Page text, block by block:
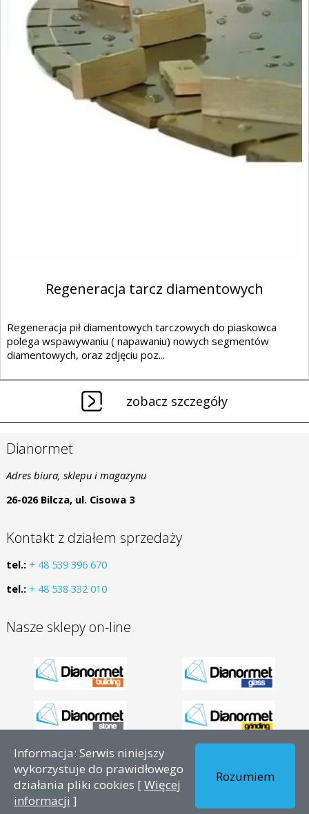
Regeneracja tarcz diamentowych
Regeneracja pił diamentowych tarczowych do piaskowca
polega wspawywaniu ( napawaniu) nowych segmentów
diamentowych, oraz zdjęciu poz...
zobacz szczegóły
Dianormet
Adres biura, sklepu i magazynu
26-026 Bilcza, ul. Cisowa 3
Kontakt z działem sprzedaży
tel.: + 48 539 396 670
tel.: + 48 538 332 010
Nasze sklepy on-line
Copyright © 2026 - PL – Dianormet - Wszelkie prawa
zastrzeżone.
Informacja: Serwis niniejszy
wykorzystuje do prawidłowego
działania pliki cookies [Więcej
informacji ]
Rozumiem